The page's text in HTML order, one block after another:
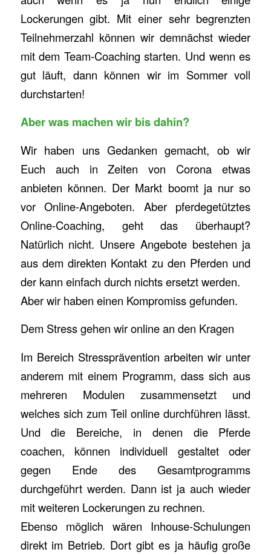
Lockerungen gibt. Mit einer sehr begrenzten
Teilnehmerzahl können wir demnächst wieder
mit dem Team-Coaching starten. Und wenn es
gut läuft, dann können wir im Sommer voll
durchstarten!
Aber was machen wir bis dahin?
Wir haben uns Gedanken gemacht, ob wir
Euch auch in Zeiten von Corona etwas
anbieten können. Der Markt boomt ja nur so
vor Online-Angeboten. Aber pferdegetütztes
Online-Coaching, geht das überhaupt?
Natürlich nicht. Unsere Angebote bestehen ja
aus dem direkten Kontakt zu den Pferden und
der kann einfach durch nichts ersetzt werden.
Aber wir haben einen Kompromiss gefunden.
Dem Stress gehen wir online an den Kragen
Im Bereich Stressprävention arbeiten wir unter
anderem mit einem Programm, dass sich aus
mehreren Modulen zusammensetzt und
welches sich zum Teil online durchführen lässt.
Und die Bereiche, in denen die Pferde
coachen, können individuell gestaltet oder
gegen Ende des Gesamtprogramms
durchgeführt werden. Dann ist ja auch wieder
mit weiteren Lockerungen zu rechnen.
Ebenso möglich wären Inhouse-Schulungen
direkt im Betrieb. Dort gibt es ja häufig große